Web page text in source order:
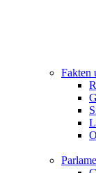
Fakten